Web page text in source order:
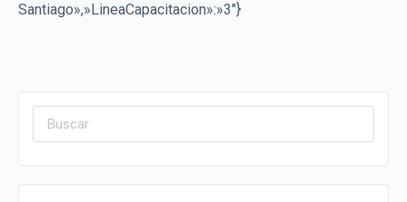
Santiago»,»LineaCapacitacion»:»3″}
Search